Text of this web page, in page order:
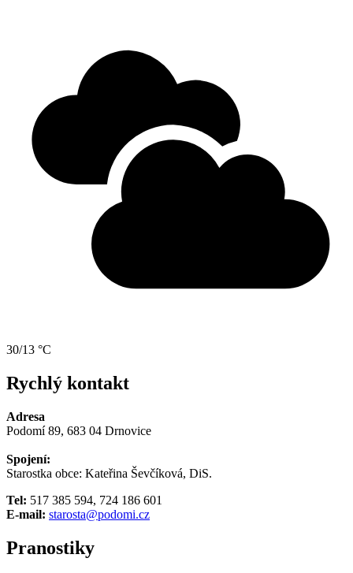
30/13 °C
Rychlý kontakt
Adresa
Podomí 89, 683 04 Drnovice
Spojení:
Starostka obce: Kateřina Ševčíková, DiS.
Tel: 517 385 594, 724 186 601
E-mail: starosta@podomi.cz
Pranostiky